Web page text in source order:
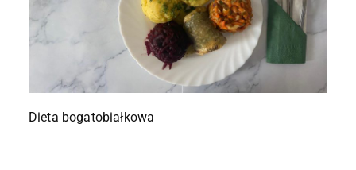
Dieta bogatobiałkowa